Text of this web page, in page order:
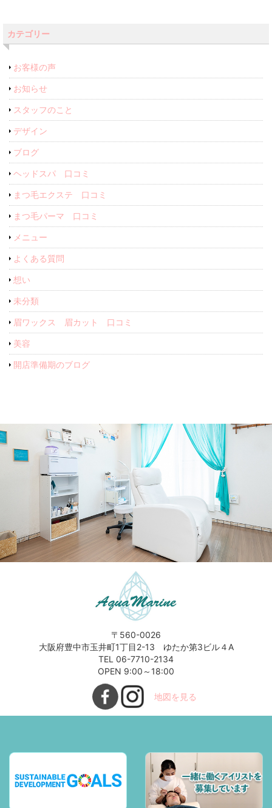
カテゴリー
お客様の声
お知らせ
スタッフのこと
デザイン
ブログ
ヘッドスパ 口コミ
まつ毛エクステ 口コミ
まつ毛パーマ 口コミ
メニュー
よくある質問
想い
未分類
眉ワックス 眉カット 口コミ
美容
開店準備期のブログ
〒560-0026
大阪府豊中市玉井町1丁目2-13 ゆたか第3ビル４A
TEL 06-7710-2134
OPEN 9:00～18:00
地図を見る